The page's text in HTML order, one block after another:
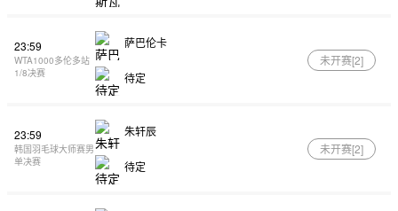
23:59
WTA1000多伦多站
1/8决赛
萨巴伦卡
待定
未开赛[2]
23:59
韩国羽毛球大师赛男
单决赛
朱轩辰
待定
未开赛[2]